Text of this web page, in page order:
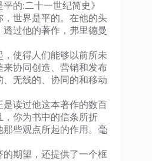
的:二十一世纪简史》
世界是平的。在他的头
过他的著作，弗里德曼
使得人们能够以前所未
协同创造、营销和发布
无线的、协同的和移动
读过他这本著作的数百
你为书中的信条所折
些观点所起的作用。毫
期望，还提供了一个框